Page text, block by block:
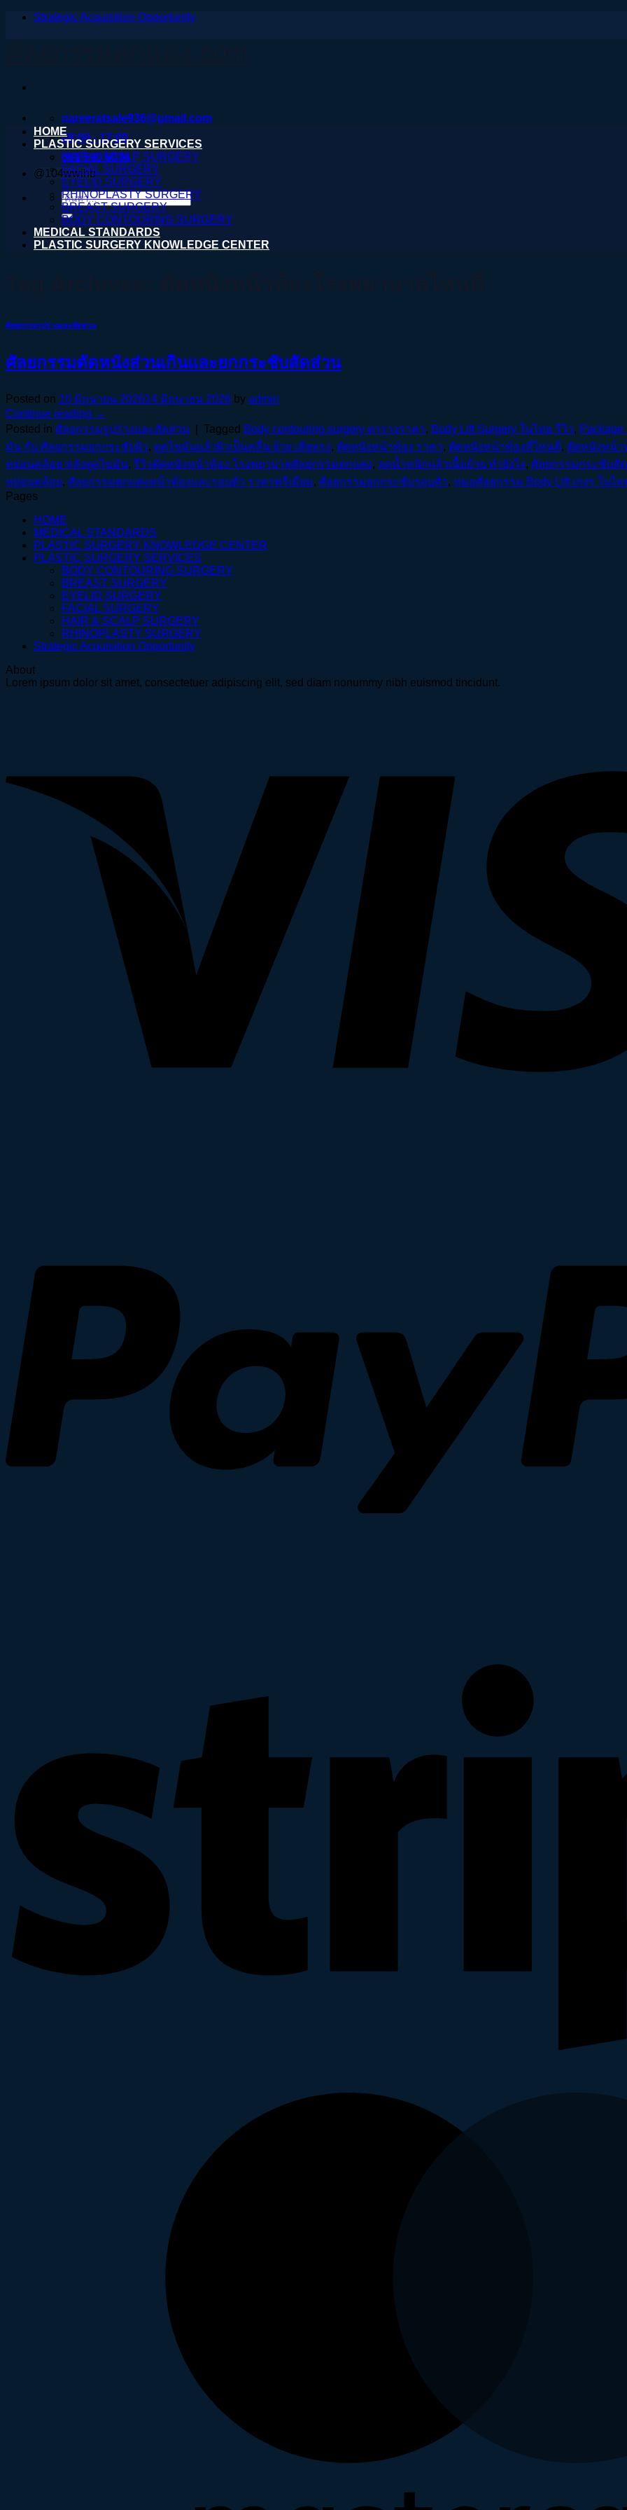
ข้าม
Strategic Acquisition Opportunity
nareeratsale936@gmail.com
08:00 - 17:00
061 590 6036
@104wwihb
ค้นหา:
HOME
PLASTIC SURGERY SERVICES
HAIR & SCALP SURGERY
FACIAL SURGERY
EYELID SURGERY
RHINOPLASTY SURGERY
BREAST SURGERY
BODY CONTOURING SURGERY
MEDICAL STANDARDS
PLASTIC SURGERY KNOWLEDGE CENTER
ศัลยกรรมรูปร่างและสัดส่วน
ศัลยกรรมตัดหนังส่วนเกินและยกกระชับสัดส่วน
Posted on 10 มิถุนายน 202614 มิถุนายน 2026 by admin
Continue reading →
Posted in ศัลยกรรมรูปร่างและสัดส่วน Tagged Body contouring surgery ตารางราคา, Body Lift Surgery ในไทย รีวิว,
มัน กับ ศัลยกรรมยกกระชับผิว, ดูดไขมันแล้วผิวเป็นคลื่น ย้วย เสียทรง, ตัดหนังหน้าท้อง ราคา, ตัดหนังหน้าท้องที่ไหนดี, ตัดหนังหน้า
หย่อนคล้อย หลังดูดไขมัน, รีวิวตัดหนังหน้าท้อง โรงพยาบาลศัลยกรรมตกแต่ง, ลดน้ำหนักแล้วเนื้อย้วย ทำยังไง, ศัลยกรรมกระชับสั
หย่อนคล้อย, ศัลยกรรมตกแต่งหน้าท้องและรอบตัว ราคาพรีเมียม, ศัลยกรรมยกกระชับรอบตัว, หมอศัลยกรรม Body Lift เก่งๆ ในไท
Pages
HOME
MEDICAL STANDARDS
PLASTIC SURGERY KNOWLEDGE CENTER
PLASTIC SURGERY SERVICES
BODY CONTOURING SURGERY
BREAST SURGERY
EYELID SURGERY
FACIAL SURGERY
HAIR & SCALP SURGERY
RHINOPLASTY SURGERY
Strategic Acquisition Opportunity
About
Lorem ipsum dolor sit amet, consectetuer adipiscing elit, sed diam nonummy nibh euismod tincidunt.